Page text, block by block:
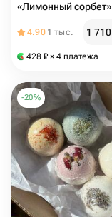
«Лимонный сорбет»
4.90 1 тыс. 1 710
428 ₽ × 4 платежа
-20%